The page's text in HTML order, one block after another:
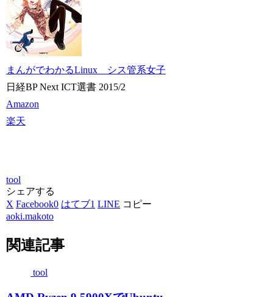
まんがでわかるLinux シス管系女子
日経BP Next ICT選書 2015/2
Amazon
楽天
tool
シェアする
X Facebook0 はてブ1 LINE コピー
aoki.makoto
関連記事
tool